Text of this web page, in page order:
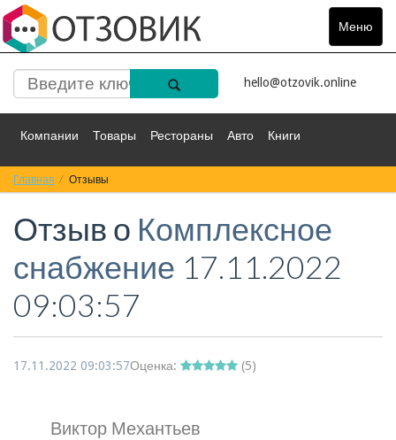
Меню
Toggle
hello@otzovik.online
Компании Товары Рестораны Авто Книги
Спорт Фильмы
Красота Здоровье Остальное
Главная Отзывы
Отзыв о Комплексное
снабжение 17.11.2022
09:03:57
17.11.2022 09:03:57Оценка: (5)
Виктор Механтьев